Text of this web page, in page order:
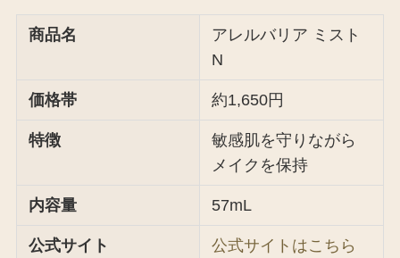
商品名
アレルバリア ミスト
N
価格帯 約1,650円
特徴
敏感肌を守りながら
メイクを保持
内容量 57mL
公式サイト 公式サイトはこちら